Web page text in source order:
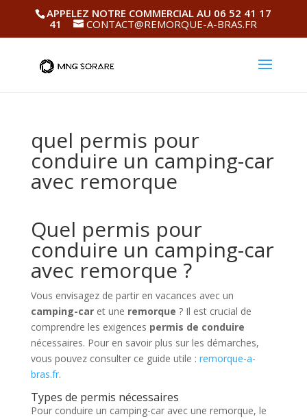
APPELEZ NOTRE COMMERCIAL AU 06 52 41 17
41
CONTACT@REMORQUE-A-BRAS.FR
quel permis pour
conduire un camping-car
avec remorque
Quel permis pour
conduire un camping-car
avec remorque ?
Vous envisagez de partir en vacances avec un
camping-caret une remorque ? Il est crucial de
comprendre les exigences permis de conduire
nécessaires. Pour en savoir plus sur les démarches,
vous pouvez consulter ce guide utile : remorque-a-
bras.fr.
Types de permis nécessaires
Pour conduire un camping-car avec une remorque, le